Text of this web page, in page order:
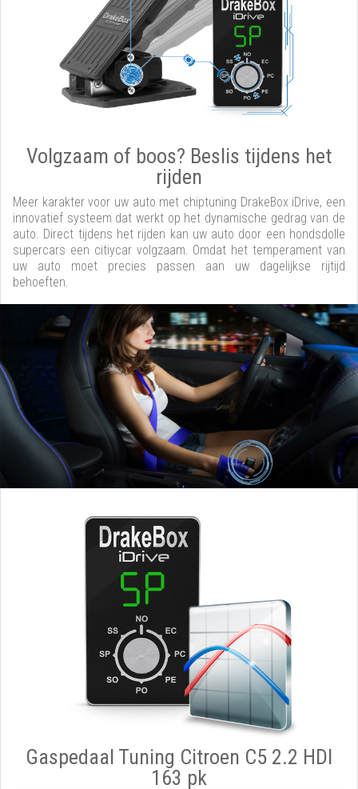
Volgzaam of boos? Beslis tijdens het
rijden
Meer karakter voor uw auto met chiptuning DrakeBox iDrive, een
innovatief systeem dat werkt op het dynamische gedrag van de
auto. Direct tijdens het rijden kan uw auto door een hondsdolle
supercars een citiycar volgzaam. Omdat het temperament van
uw auto moet precies passen aan uw dagelijkse rijtijd
behoeften.
Gaspedaal Tuning Citroen C5 2.2 HDI
163 pk